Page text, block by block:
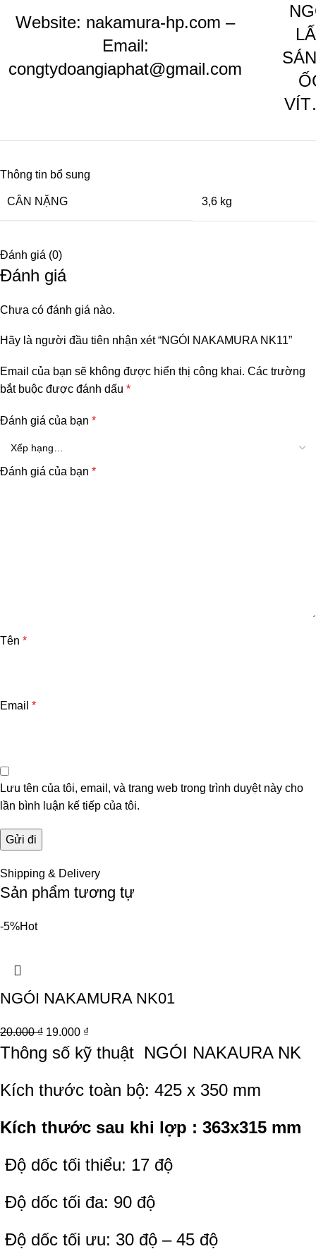
Website: nakamura-hp.com –
Email:
congtydoangiaphat@gmail.com
Thông tin bổ sung
CÂN NẶNG 3,6 kg
Đánh giá (0)
Đánh giá
Chưa có đánh giá nào.
Hãy là người đầu tiên nhận xét “NGÓI NAKAMURA NK11”
Email của bạn sẽ không được hiển thị công khai. Các trường
bắt buộc được đánh dấu *
Đánh giá của bạn *
Đánh giá của bạn *
Tên *
Email *
Lưu tên của tôi, email, và trang web trong trình duyệt này cho
lần bình luận kế tiếp của tôi.
Shipping & Delivery
Sản phẩm tương tự
-5%Hot
NGÓI NAKAMURA NK01
20.000₫ 19.000 ₫
Thông số kỹ thuật NGÓI NAKAURA NK
Kích thước toàn bộ: 425 x 350 mm
Kích thước sau khi lợp : 363x315 mm
Độ dốc tối thiểu: 17 độ
Độ dốc tối đa: 90 độ
Độ dốc tối ưu: 30 độ – 45 độ